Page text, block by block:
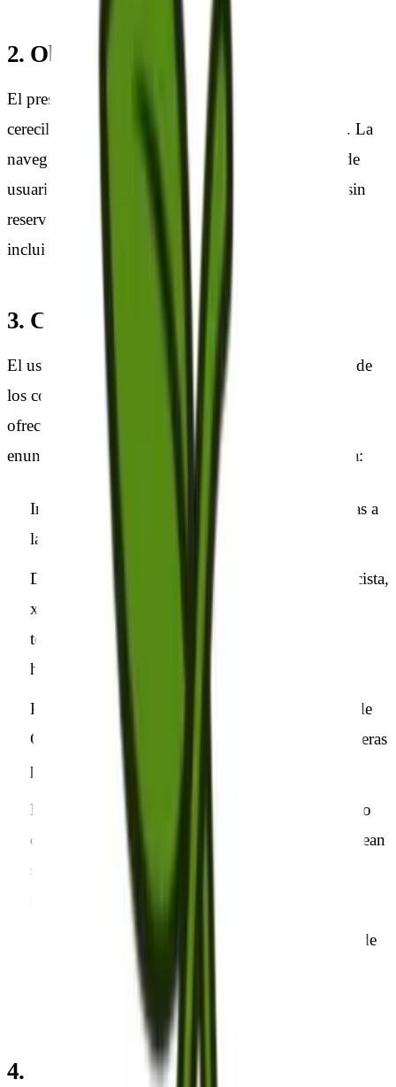
2. Objeto
El presente aviso legal regula el uso del sitio web
cerecilla.com, del que es titular CERECILLA, S.L. La
navegación por el sitio web atribuye la condición de
usuario del mismo e implica la aceptación plena y sin
reservas de todas y cada una de las disposiciones
incluidas en este Aviso Legal.
3. Condiciones de Uso
El usuario se compromete a hacer un uso adecuado de
los contenidos y servicios que CERECILLA, S.L.
ofrece a través de su sitio web y, con carácter
enunciativo pero no limitativo, a no emplearlos para:
Incurrir en actividades ilícitas, ilegales o contrarias a
la buena fe y al orden público.
Difundir contenidos o propaganda de carácter racista,
xenófobo, pornográfico-ilegal, de apología del
terrorismo o atentatorio contra los derechos
humanos.
Provocar daños en los sistemas físicos y lógicos de
CERECILLA, S.L., de sus proveedores o de terceras
personas.
Introducir o difundir en la red virus informáticos o
cualesquiera otros sistemas físicos o lógicos que sean
susceptibles de provocar los daños anteriormente
Intentar acceder y, en su caso, utilizar las cuentas de
correo electrónico de otros usuarios y modificar o
manipular sus mensajes.
4. Propiedad Intelectual e Industrial